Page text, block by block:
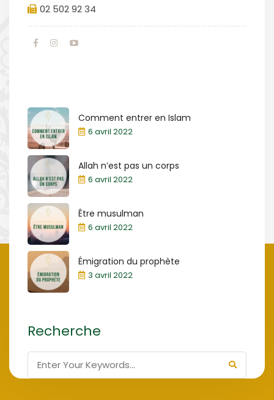
02 502 92 34
Comment entrer en Islam
6 avril 2022
Allah n’est pas un corps
6 avril 2022
Être musulman
6 avril 2022
Émigration du prophète
3 avril 2022
Recherche